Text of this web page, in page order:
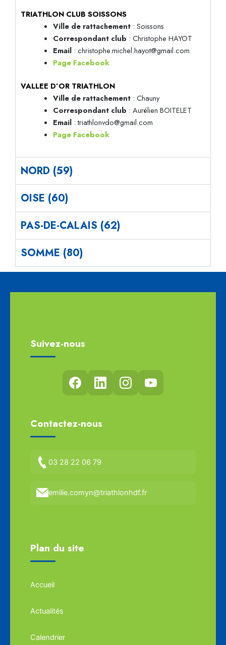
TRIATHLON CLUB SOISSONS
Ville de rattachement: Soissons
Correspondant club : Christophe HAYOT
Email: christophe.michel.hayot@gmail.com
Page Facebook
VALLEE D’OR TRIATHLON
Ville de rattachement: Chauny
Correspondant club : Aurélien BOITELET
Email : triathlonvdo@gmail.com
Page Facebook
NORD (59)
OISE (60)
PAS-DE-CALAIS (62)
SOMME (80)
Suivez-nous
Contactez-nous
03 28 22 06 79
emilie.comyn@triathlonhdf.fr
Plan du site
Accueil
Actualités
Calendrier